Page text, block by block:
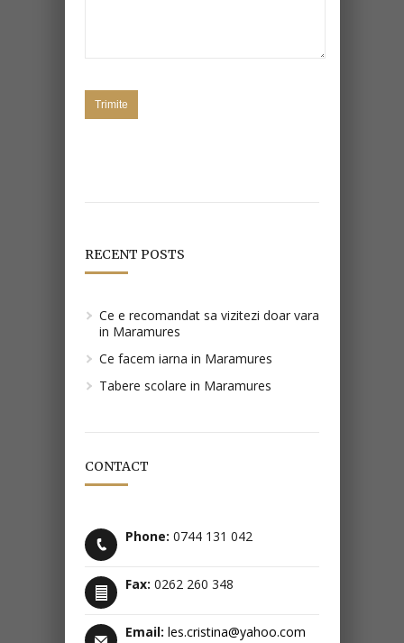
RECENT POSTS
Ce e recomandat sa vizitezi doar vara
in Maramures
Ce facem iarna in Maramures
Tabere scolare in Maramures
CONTACT
Phone: 0744 131 042
Fax: 0262 260 348
Email: les.cristina@yahoo.com